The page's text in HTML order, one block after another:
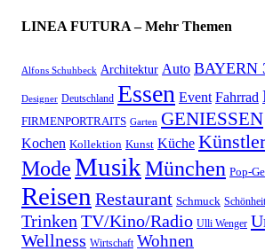
LINEA FUTURA – Mehr Themen
Alfons Schuhbeck Architektur Auto BAYERN
Designer Deutschland Essen Event Fahrrad
FIRMENPORTRAITS Garten GENIESSEN
Kochen Kollektion Kunst Küche Künstler
ModeMusikMünchen Pop-
Reisen Restaurant Schmuck Schönheit
Trinken TV/Kino/Radio Ulli Wenger
Wellness Wirtschaft Wohnen